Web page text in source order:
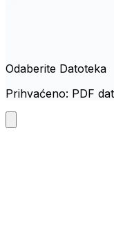
Odaberite Datoteka
Prihvaćeno: PDF